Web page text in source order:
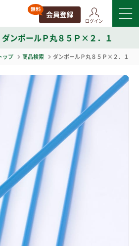
ログイン
ダンポールＰ丸８５Ｐ×２．１
ップ 商品検索 ダンポールＰ丸８５Ｐ×２．１